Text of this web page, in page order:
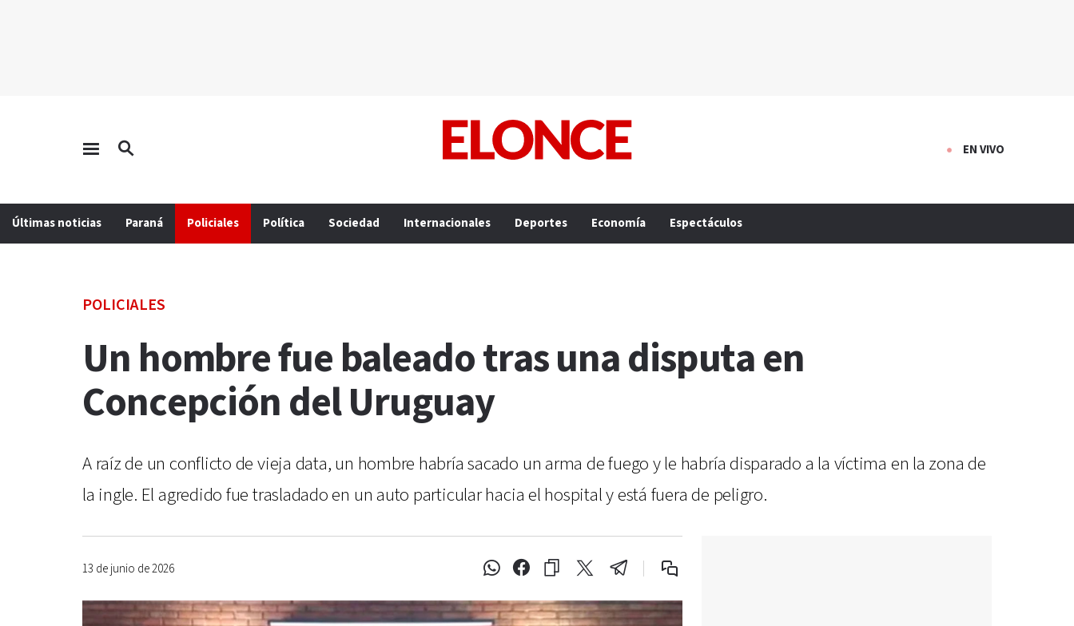
EN VIVO
Últimas noticias Paraná Policiales Política Sociedad Internacionales Deportes Economía Espectáculos
POLICIALES
Un hombre fue baleado tras una disputa en
Concepción del Uruguay
A raíz de un conflicto de vieja data, un hombre habría sacado un arma de fuego y le habría disparado a la víctima en la zona de
la ingle. El agredido fue trasladado en un auto particular hacia el hospital y está fuera de peligro.
13 de junio de 2026